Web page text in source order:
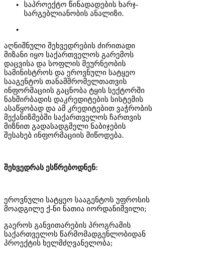
საპროექტო წინადადების ხარჯ-
სარგებლიანობის ანალიზი.
აღნიშნული შეხვედრების ძირითადი
მიზანი იყო საქართველოს გარემოს
დაცვისა და სოფლის მეურნეობის
სამინისტროს და ეროვნული სატყეო
სააგენტოს თანამშრომელთათვის
ინფორმაციის გაცნობა ტყის სექტორში
ნახშირბადის დაკრედიტების სისტემის
ასაწყობად და ამ კრედიტებით ვაჭრობის
მექანიზმებში საქართველოს ჩართვის
მიზნით გადასადგმელი ნაბიჯების
შესახებ ინფორმაციის მიწოდება.
შეხვედრას ესწრებოდნენ:
ეროვნული სატყეო სააგენტოს უფროსის
მოადგილე ქ-ნი ნათია იორდანიშვილი;
გაეროს განვითარების პროგრამის
საქართველოს წარმომადგენლობიდან
პროექტის ხელმძღვანელობა;